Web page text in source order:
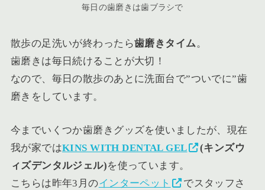
毎日の歯磨きは歯ブラシで
散歩の足洗いが終わったら歯磨きタイム 。
歯磨きは毎日続けることが大切！
なので、毎日の散歩のあとに洗面台で”ついでに”歯
磨きをしています。
今までいくつか歯磨きグッズを使いましたが、現在
我が家ではKINS WITH DENTAL GEL
(キンズウ
ィズデンタルジェル)を使っています。
こちらは昨年3月のインターペット
でスタッフさ